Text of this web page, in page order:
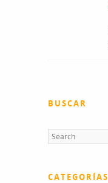
BUSCAR
CATEGORÍAS